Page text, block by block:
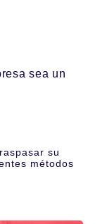
sea un
su
métodos